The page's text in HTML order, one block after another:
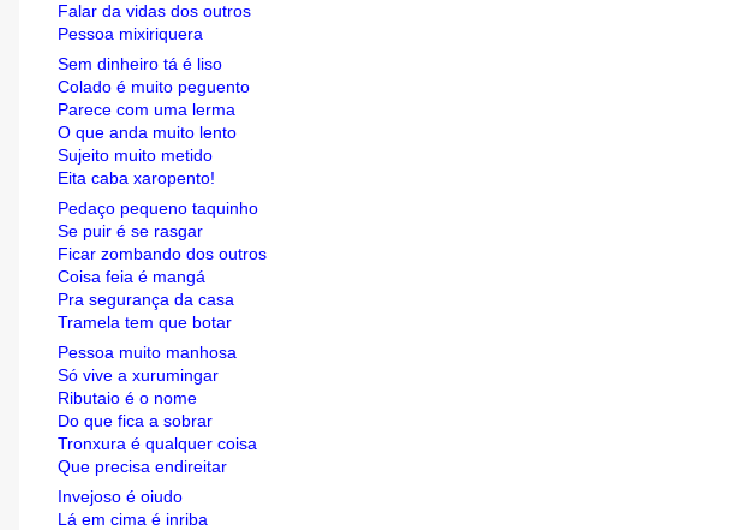
Falar da vidas dos outros
Pessoa mixiriquera
Sem dinheiro tá é liso
Colado é muito peguento
Parece com uma lerma
O que anda muito lento
Sujeito muito metido
Eita caba xaropento!
Pedaço pequeno taquinho
Se puir é se rasgar
Ficar zombando dos outros
Coisa feia é mangá
Pra segurança da casa
Tramela tem que botar
Pessoa muito manhosa
Só vive a xurumingar
Ributaio é o nome
Do que fica a sobrar
Tronxura é qualquer coisa
Que precisa endireitar
Invejoso é oiudo
Lá em cima é inriba